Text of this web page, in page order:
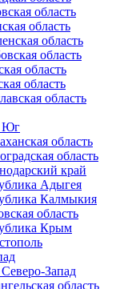
область
область
область
область
область
область
область
Юг
область
область
край
Адыгея
Калмыкия
область
Крым
Запад
область